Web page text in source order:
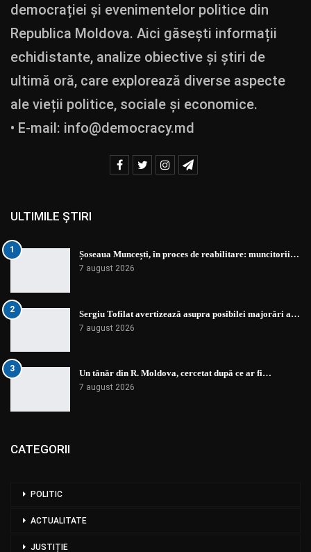
democrației și evenimentelor politice din
Republica Moldova. Aici găsești informații
echidistante, analize obiective și știri de
ultimă oră, care explorează diverse aspecte
ale vieții politice, sociale și economice.
• E-mail: info@democracy.md
ULTIMILE ȘTIRI
1 Șoseaua Muncești, în proces de reabilitare: muncitorii…
7 august 2026
2 Sergiu Tofilat avertizează asupra posibilei majorări a…
7 august 2026
3 Un tânăr din R. Moldova, cercetat după ce ar fi…
7 august 2026
CATEGORII
POLITIC
ACTUALITATE
JUSTIȚIE